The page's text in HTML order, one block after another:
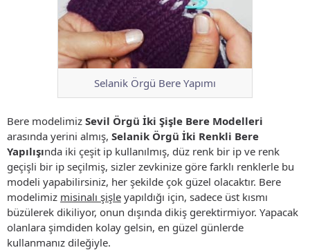
Selanik Örgü Bere Yapımı
Bere modelimiz Sevil Örgü İki Şişle Bere Modelleri
arasında yerini almış, Selanik Örgü İki Renkli Bere
Yapılışında iki çeşit ip kullanılmış, düz renk bir ip ve renk
geçişli bir ip seçilmiş, sizler zevkinize göre farklı renklerle bu
modeli yapabilirsiniz, her şekilde çok güzel olacaktır. Bere
modelimiz misinalı şişle yapıldığı için, sadece üst kısmı
büzülerek dikiliyor, onun dışında dikiş gerektirmiyor. Yapacak
olanlara şimdiden kolay gelsin, en güzel günlerde
kullanmanız dileğiyle.